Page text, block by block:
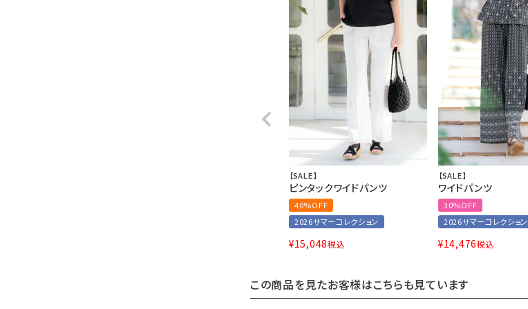
【SALE】
ピンタックワイドパンツ
40%OFF
2026サマーコレクション
¥15,048税込
【SALE】
ワイドパンツ
30%OFF
2026サマーコレクション
¥14,476税込
この商品を見たお客様はこちらも見ています